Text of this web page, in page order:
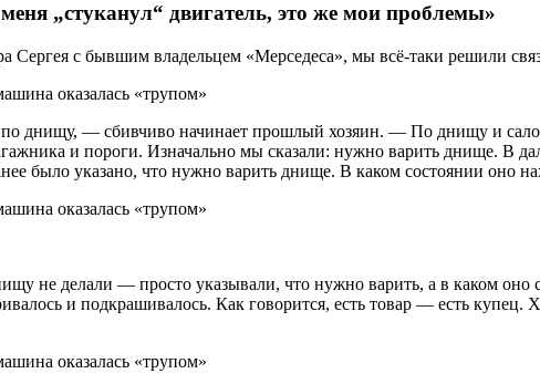
„стуканул“ двигатель, это же мои проблемы»
Сергея с бывшим владельцем «Мерседеса», мы всё-таки решили
днищу, — сбивчиво начинает прошлый хозяин. — По днищу и
и пороги. Изначально мы сказали: нужно варить днище.
было указано, что нужно варить днище. В каком состоянии оно
не делали — просто указывали, что нужно варить, а в каком оно
и подкрашивалось. Как говорится, есть товар — есть